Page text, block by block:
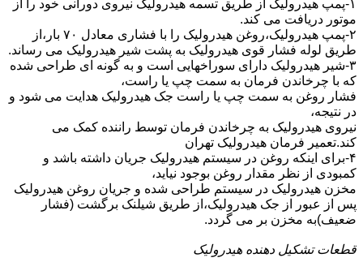
۱-پمپ هیدرولیک از طریق تسمه هیدرولیک نیروی دورانی خود را از
موتور دریافت می کند.
۲-پمپ هیدرولیک،روغن هیدرولیک را با فشاری معادل ۷۰ بار،از
طریق لوله فشار قوی هیدرولیک به پشت شیر هیدرولیک می رساند.
۳-شیر هیدرولیک دارای سوراخهایی است و به گونه ای طراحی شده
که با چرخاندن فرمان به سمت چپ یا راست،
فشار روغن به سمت چپ یا راست جک هیدرولیک هدایت می شود و
در نتیجه،
نیروی هیدرولیک به چرخاندن فرمان توسط راننده کمک می
کند.تعمیر فرمان هیدرولیک تهران
۴-برای اینکه روغن در سیستم هیدرولیک جریان داشته باشد و
کمبودی از نظر مقدار روغن بوجود نیاید،
مخزن هیدرولیک در سیستم طراحی شده و جریان روغن هیدرولیک
پس از عبور از جک هیدرولیک،از طریق شیلنک برگشت (فشار
ضعیف)به مخزن بر می گردد.
قطعات تشکیل دهنده هیدرولیک